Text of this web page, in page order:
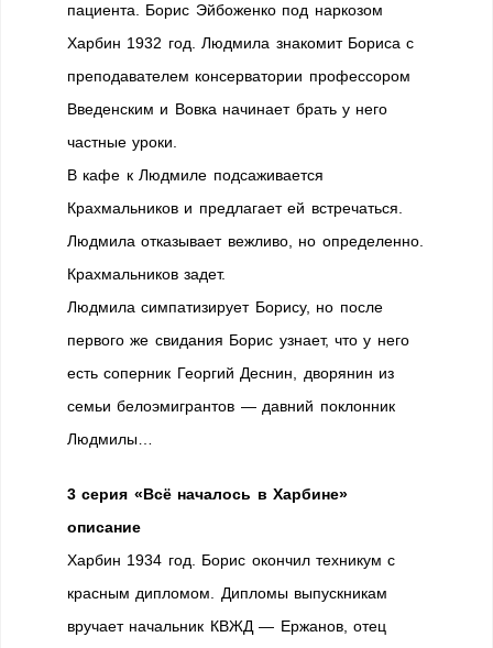
пациента. Борис Эйбоженко под наркозом
Харбин 1932 год. Людмила знакомит Бориса с
преподавателем консерватории профессором
Введенским и Вовка начинает брать у него
частные уроки.
В кафе к Людмиле подсаживается
Крахмальников и предлагает ей встречаться.
Людмила отказывает вежливо, но определенно.
Крахмальников задет.
Людмила симпатизирует Борису, но после
первого же свидания Борис узнает, что у него
есть соперник Георгий Деснин, дворянин из
семьи белоэмигрантов — давний поклонник
Людмилы…
3 серия «Всё началось в Харбине»
описание
Харбин 1934 год. Борис окончил техникум с
красным дипломом. Дипломы выпускникам
вручает начальник КВЖД — Ержанов, отец